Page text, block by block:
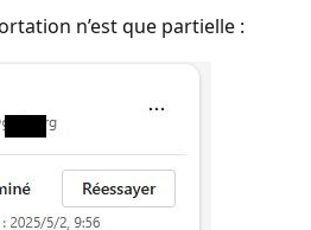
n’est que partielle :